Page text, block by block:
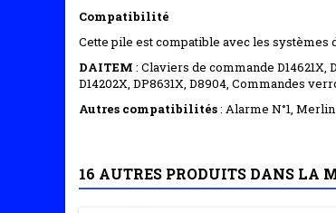
Compatibilité
Cette pile est compatible avec les systèmes
DAITEM : Claviers de commande D14621X,
D14202X, DP8631X, D8904, Commandes
Autres compatibilités: Alarme N°1,
16 AUTRES PRODUITS DANS LA